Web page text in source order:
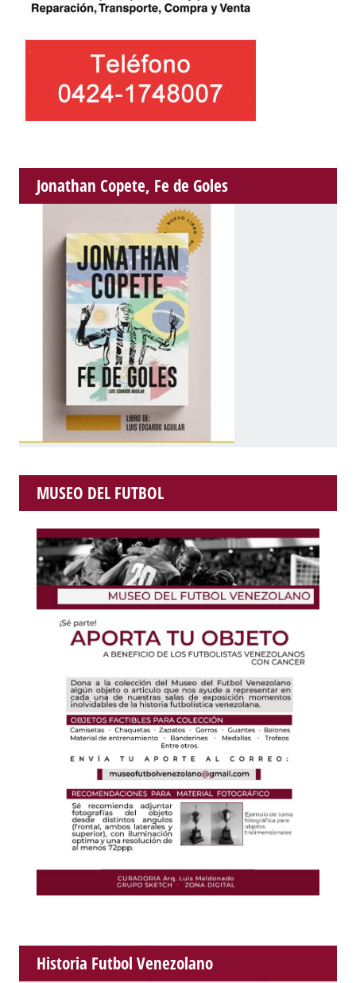
Jonathan Copete, Fe de Goles
MUSEO DEL FUTBOL
Historia Futbol Venezolano